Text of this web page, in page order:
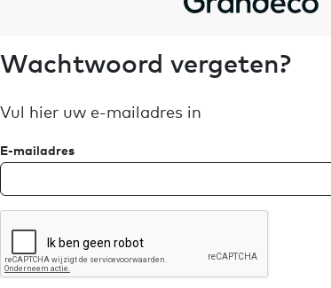
Wachtwoord vergeten?
Vul hier uw e-mailadres in
E-mailadres